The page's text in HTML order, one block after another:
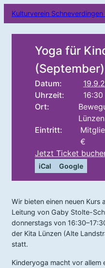
Kulturverein Schneverdingen
Yoga für
(September)
Datum:
Uhrzeit:
16:30
Ort:
Lünzen
Eintritt:
€
Jetzt Ticket
iCal Google
Wir bieten einen neuen Kurs
Leitung von Gaby Stolte-
donnerstags von
der Kita Lünzen (Alte
statt.
Kinderyoga macht vor allem